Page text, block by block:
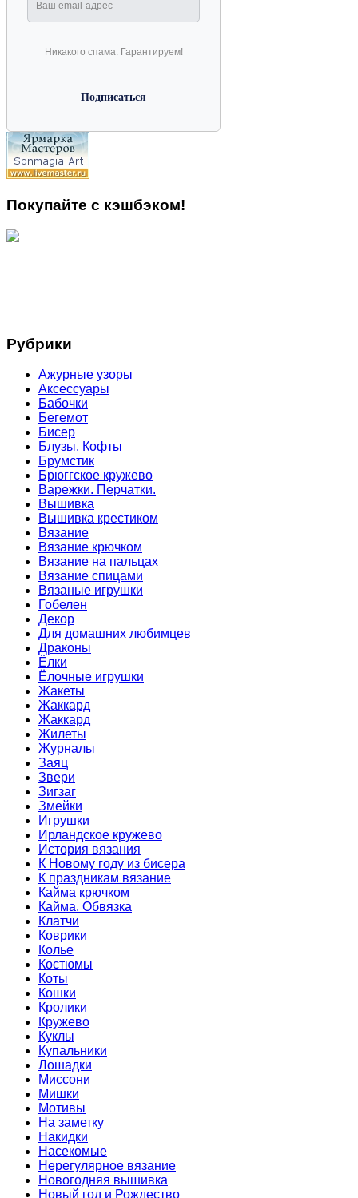
Никакого спама. Гарантируем!
Покупайте с кэшбэком!
Рубрики
Ажурные узоры
Аксессуары
Бабочки
Бегемот
Бисер
Блузы. Кофты
Брумстик
Брюггское кружево
Варежки. Перчатки.
Вышивка
Вышивка крестиком
Вязание
Вязание крючком
Вязание на пальцах
Вязание спицами
Вязаные игрушки
Гобелен
Декор
Для домашних любимцев
Драконы
Ёлки
Ёлочные игрушки
Жакеты
Жаккард
Жаккард
Жилеты
Журналы
Заяц
Звери
Зигзаг
Змейки
Игрушки
Ирландское кружево
История вязания
К Новому году из бисера
К праздникам вязание
Кайма крючком
Кайма. Обвязка
Клатчи
Коврики
Колье
Костюмы
Коты
Кошки
Кролики
Кружево
Куклы
Купальники
Лошадки
Миссони
Мишки
Мотивы
На заметку
Накидки
Насекомые
Нерегулярное вязание
Новогодняя вышивка
Новый год и Рождество